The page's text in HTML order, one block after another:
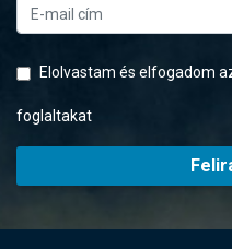
Elolvastam és elfogadom
foglaltakat